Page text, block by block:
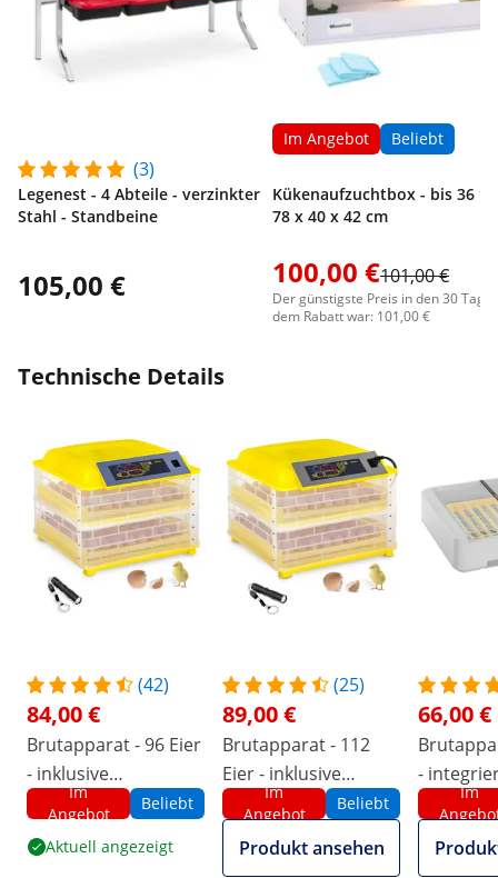
(3)
Legenest - 4 Abteile - verzinkter
Stahl - Standbeine
105,00 €
Im Angebot Beliebt
Kükenaufzuchtbox - bis 36
78 x 40 x 42 cm
100,00 €101,00 €
Der günstigste Preis in den 30
dem Rabatt war: 101,00 €
Technische Details
(42)
84,00 €
Brutapparat - 96 Eier
- inklusive
Schierlampe -
Im
Angebot
Beliebt
Aktuell angezeigt
(25)
89,00 €
Brutapparat - 112
Eier - inklusive
Schierlampe -
vollautomatisch
Im
Angebot
Beliebt
Produkt ansehen
66,00 €
-
Im